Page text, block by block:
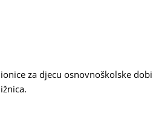
za djecu osnovnoškolske dobi